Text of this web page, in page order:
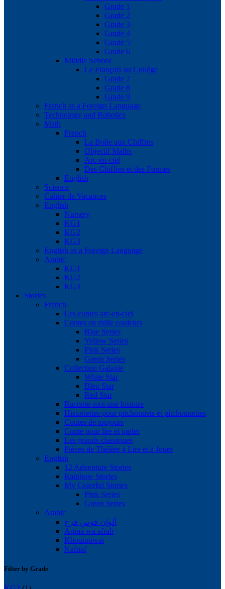
Grade 1
Grade 2
Grade 3
Grade 4
Grade 5
Grade 6
Middle School
Le Français au Collège
Grade 7
Grade 8
Grade 9
French as a Foreign Language
Technology and Robotics
Math
French
La Boîte aux Chiffres
Objectif Maths
Arc-en-ciel
Des Chiffres et des Formes
English
Science
Cahier de Vacances
English
Nursery
KG1
KG2
KG3
English as a Foreign Language
Arabic
KG1
KG2
KG3
Stories
French
Les contes arc-en-ciel
Contes en mille couleurs
Blue Series
Yellow Series
Pink Series
Green Series
Collection Galaxie
White Star
Bleu Star
Red Star
Raconte-moi une histoire
Historiettes pour pitchounets et pitchounettes
Contes de toujours
Conte pour lire et parler
Les grands classiques
Pièces de Théâtre à Lire et à Jouer
English
12 Adventure Stories
Rainbow Stories
My Colorful Stories
Pink Series
Green Series
Arabic
ألوان قوس قزح
Aqraa wa afrah
Khoutouwat
Nafnaf
Filter by Grade